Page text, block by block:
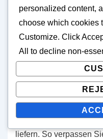
sodass ein häufiger
kann, diese Aktionen
Sie nach einem
oder Ankündigungen,
könnten.
Darüber hinaus kann
oder
Ihnen rechtzeitige
liefern. So verpassen
personalized content,
choose which cookies
Customize. Click
All
to decline non-